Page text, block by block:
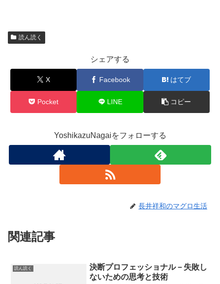
読ん読く
シェアする
X Facebook はてブ
Pocket LINE コピー
YoshikazuNagaiをフォローする
長井祥和のマグロ生活
関連記事
読ん読く
決断プロフェッショナル－失敗し
ないための思考と技術